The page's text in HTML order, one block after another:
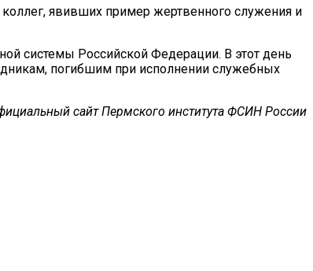
явивших пример жертвенного служения и
системы Российской Федерации. В этот день
погибшим при исполнении служебных
сайт Пермского института ФСИН России